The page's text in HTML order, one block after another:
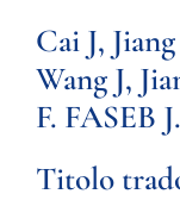
Cai J,
Wang J,
F. FASEB
Titolo